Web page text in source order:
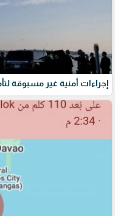
إجراءات أمنية غير مسبوقة لتأمين نهائي